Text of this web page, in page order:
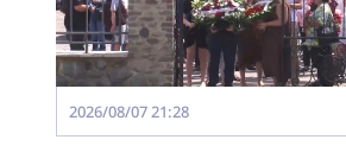
2026/08/07 21:28